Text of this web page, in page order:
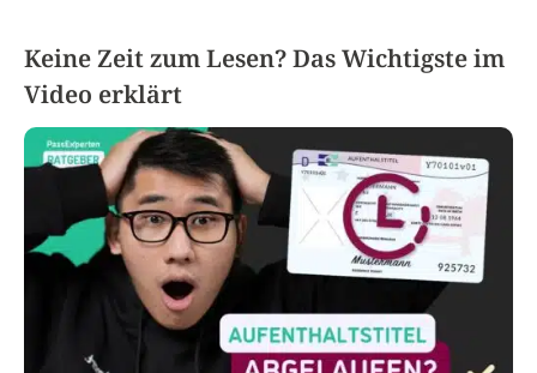
Keine Zeit zum Lesen? Das Wichtigste im
Video erklärt